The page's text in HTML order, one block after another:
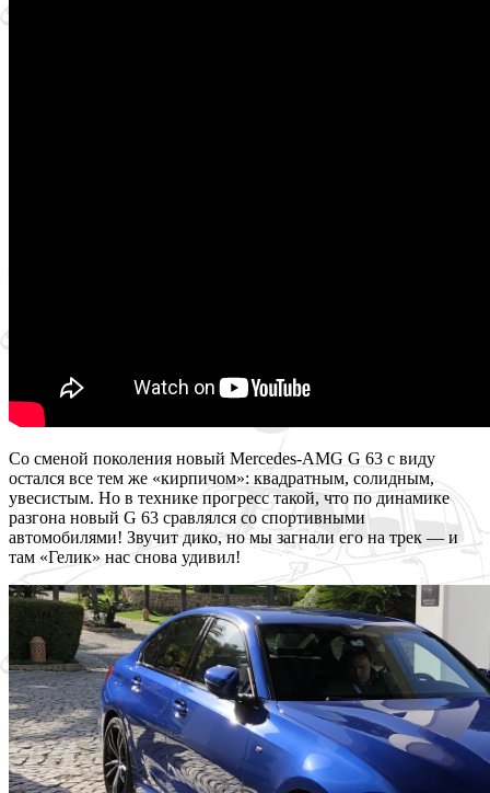
Со сменой поколения новый Mercedes-AMG G 63 с виду
остался все тем же «кирпичом»: квадратным, солидным,
увесистым. Но в технике прогресс такой, что по динамике
разгона новый G 63 сравлялся со спортивными
автомобилями! Звучит дико, но мы загнали его на трек — и
там «Гелик» нас снова удивил!